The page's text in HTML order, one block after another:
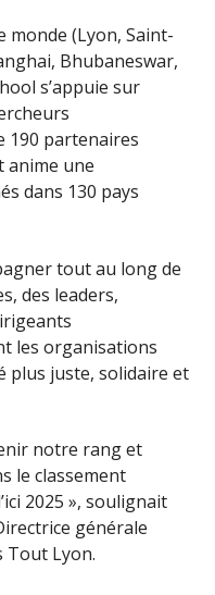
monde (Lyon, Saint-
Bhubaneswar,
s’appuie sur
190 partenaires
anime une
dans 130 pays
tout au long de
des leaders,
les organisations
plus juste, solidaire et
notre rang et
le classement
2025 », soulignait
générale
Tout Lyon.